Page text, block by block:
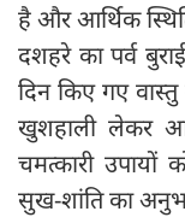
है और आर्थिक
दशहरे का पर्व
दिन किए गए
खुशहाली लेकर
चमत्कारी
सुख-शांति का